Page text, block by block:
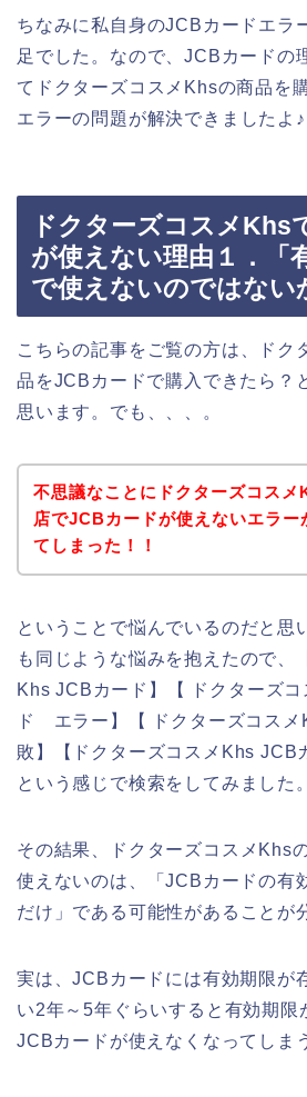
ちなみに私自身のJCBカードエラ
足でした。なので、JCBカードの
てドクターズコスメKhsの商品を
エラーの問題が解決できましたよ♪
ドクターズコスメKhs
が使えない理由１．「
で使えないのではない
こちらの記事をご覧の方は、ドク
品をJCBカードで購入できたら？
思います。でも、、、。
不思議なことにドクターズコスメ
店でJCBカードが使えないエラー
てしまった！！
ということで悩んでいるのだと思
も同じような悩みを抱えたので、
Khs JCBカード】【 ドクターズ
ド エラー】【 ドクターズコス
敗】【ドクターズコスメKhs JCB
という感じで検索をしてみました。
その結果、ドクターズコスメKhs
使えないのは、「JCBカードの有
だけ」である可能性があることが
実は、JCBカードには有効期限が
い2年～5年ぐらいすると有効期限
JCBカードが使えなくなってしま